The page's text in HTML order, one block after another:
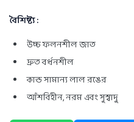
বৈশিষ্ট্য:
উচ্চ ফলনশীল জাত
দ্রুত বর্ধনশীল
কান্ড সামান্য লাল রঙের
আঁশবিহীন, নরম এবং সুস্বাদু